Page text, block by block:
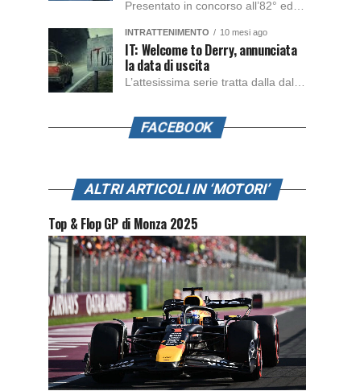
INTRATTENIMENTO 10 mesi ago
IT: Welcome to Derry, annunciata
la data di uscita
FACEBOOK
ALTRI ARTICOLI IN ‘MOTORI’
Top & Flop GP di Monza 2025